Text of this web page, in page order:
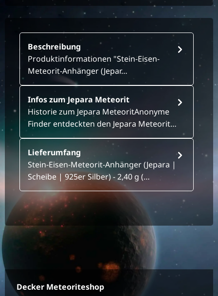
Beschreibung
Produktinformationen "Stein-Eisen-
Meteorit-Anhänger (Jepar…
Infos zum Jepara Meteorit
Historie zum Jepara MeteoritAnonyme
Finder entdeckten den Jepara Meteorit…
Lieferumfang
Stein-Eisen-Meteorit-Anhänger (Jepara |
Scheibe | 925er Silber) - 2,40 g (…
Decker Meteoriteshop